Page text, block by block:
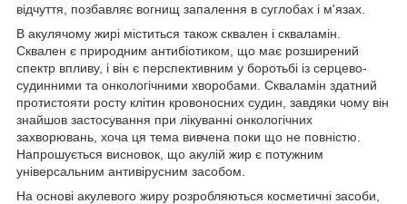
відчуття, позбавляє вогнищ запалення в суглобах і м'язах.
В акулячому жирі міститься також сквален і скваламін.
Сквален є природним антибіотиком, що має розширений
спектр впливу, і він є перспективним у боротьбі із серцево-
судинними та онкологічними хворобами. Скваламін здатний
протистояти росту клітин кровоносних судин, завдяки чому він
знайшов застосування при лікуванні онкологічних
захворювань, хоча ця тема вивчена поки що не повністю.
Напрошується висновок, що акулій жир є потужним
універсальним антивірусним засобом.
На основі акулевого жиру розробляються косметичні засоби,